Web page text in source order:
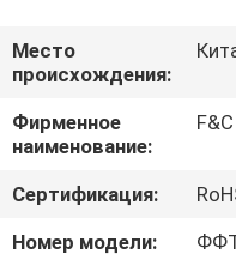
ПУТЕШЕСТВИЕ
ФАБРИКИ
ПРОВЕРКА
КАЧЕСТВА
Место
происхождения:
Фирменное
наименование:
F&C
Сертификация:
Номер модели: